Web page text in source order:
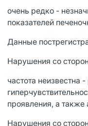
очень редко -
показателей
Данные
Нарушения со
частота неизвестна
проявления, а
Нарушения со